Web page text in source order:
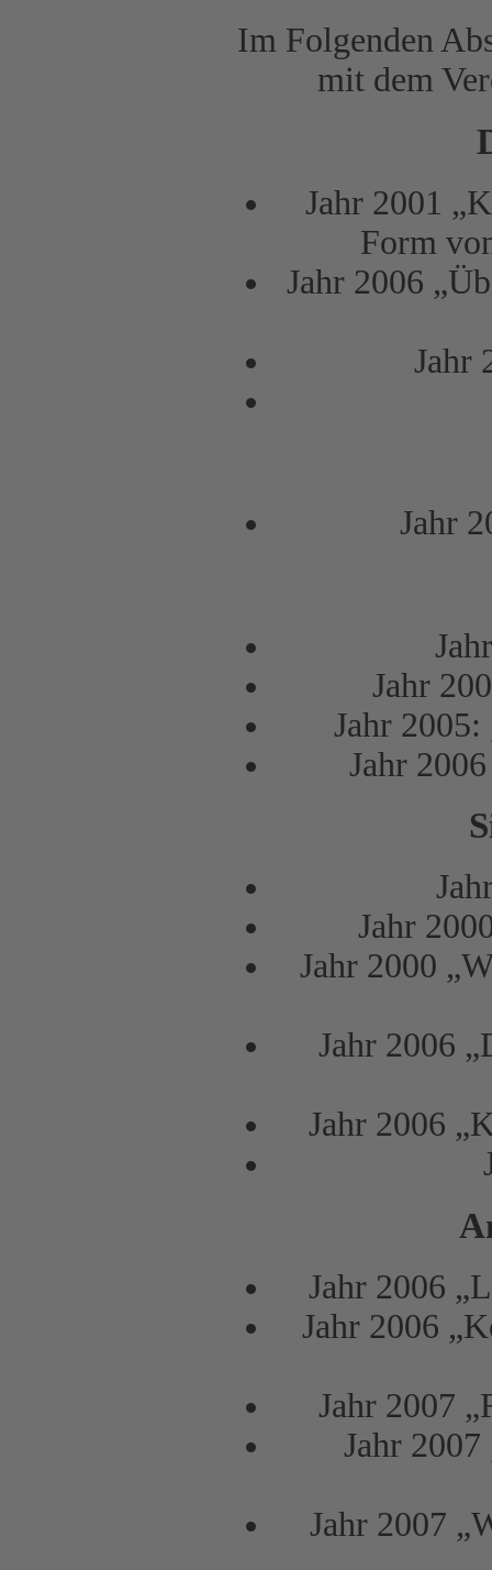
Im Folgenden
mit dem
Jahr 2001
Form
Jahr 2006
Jahr
Jahr
Jahr
Jahr
Jahr
Jahr
Jahr 2000
Jahr 2006
Jahr 2006
Jahr 2006
Jahr 2006
Jahr 2007
Jahr
Jahr 2007